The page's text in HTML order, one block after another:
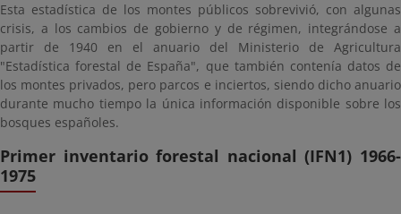
Esta estadística de los montes públicos sobrevivió, con algunas
crisis, a los cambios de gobierno y de régimen, integrándose a
partir de 1940 en el anuario del Ministerio de Agricultura
"Estadística forestal de España", que también contenía datos de
los montes privados, pero parcos e inciertos, siendo dicho anuario
durante mucho tiempo la única información disponible sobre los
bosques españoles.
Primer inventario forestal nacional (IFN1) 1966-
1975